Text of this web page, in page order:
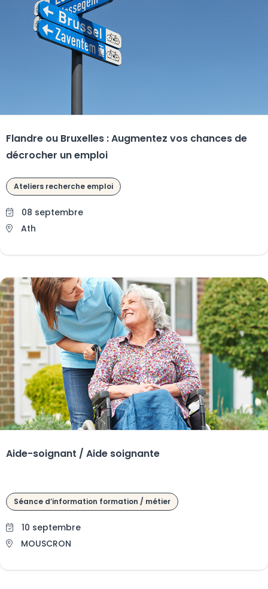
Flandre ou Bruxelles : Augmentez vos chances de
décrocher un emploi
Ateliers recherche emploi
08 septembre
Ath
Aide-soignant / Aide soignante
Séance d’information formation / métier
10 septembre
MOUSCRON